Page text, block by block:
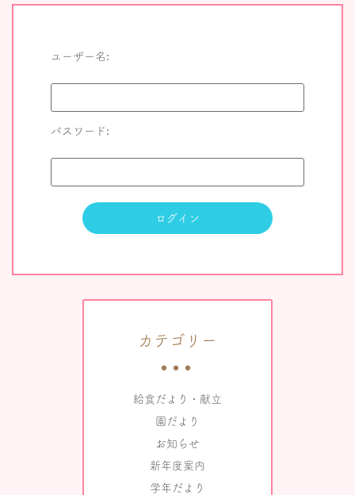
ユーザー名:
パスワード:
カテゴリー
給食だより・献立
園だより
お知らせ
新年度案内
学年だより